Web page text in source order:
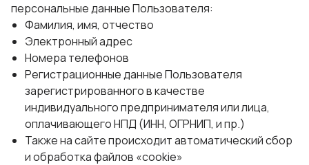
персональные данные Пользователя:
Фамилия, имя, отчество
Электронный адрес
Номера телефонов
Регистрационные данные Пользователя
зарегистрированного в качестве
индивидуального предпринимателя или лица,
оплачивающего НПД (ИНН, ОГРНИП, и пр.)
Также на сайте происходит автоматический сбор
и обработка файлов «cookie»